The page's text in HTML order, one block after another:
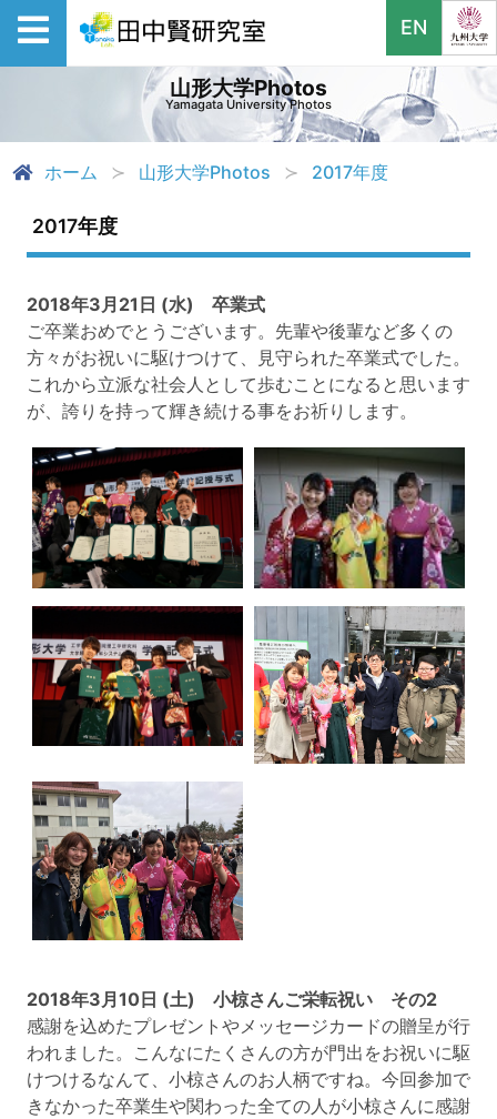
EN
山形大学Photos
Yamagata University Photos
ホーム 山形大学Photos 2017年度
2017年度
2018年3月21日 (水) 卒業式
ご卒業おめでとうございます。先輩や後輩など多くの
方々がお祝いに駆けつけて、見守られた卒業式でした。
これから立派な社会人として歩むことになると思います
が、誇りを持って輝き続ける事をお祈りします。
2018年3月10日 (土) 小椋さんご栄転祝い その2
感謝を込めたプレゼントやメッセージカードの贈呈が行
われました。こんなにたくさんの方が門出をお祝いに駆
けつけるなんて、小椋さんのお人柄ですね。今回参加で
きなかった卒業生や関わった全ての人が小椋さんに感謝